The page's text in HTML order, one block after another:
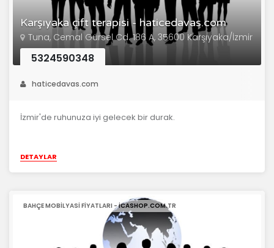
Karşıyaka çift terapisi - haticedavas.com
Tuna, Cemal Gürsel Cd. 186 A, 35600 Karşıyaka/İzmir
5324590348
haticedavas.com
İzmir'de ruhunuza iyi gelecek bir durak.
DETAYLAR
BAHÇE MOBILYASI FIYATLARI - ICASHOP.COM.TR